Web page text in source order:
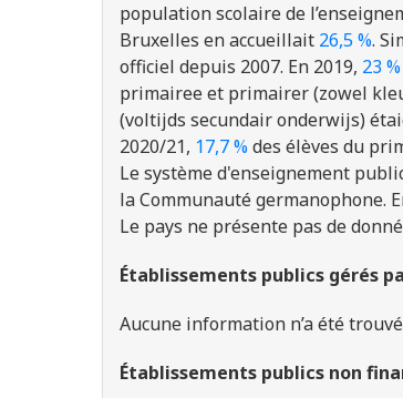
population scolaire de
Bruxelles en accueillait 26,5 %.
officiel depuis 2007. En 2019, 23 %
primairee et primairer (zowel
(voltijds secundair onderwijs)
2020/21, 17,7 %des élèves du
Le système d'enseignement
la Communauté germanophone.
Le pays ne présente pas de
Établissements publics gérés
Aucune information n’a été
Établissements publics non